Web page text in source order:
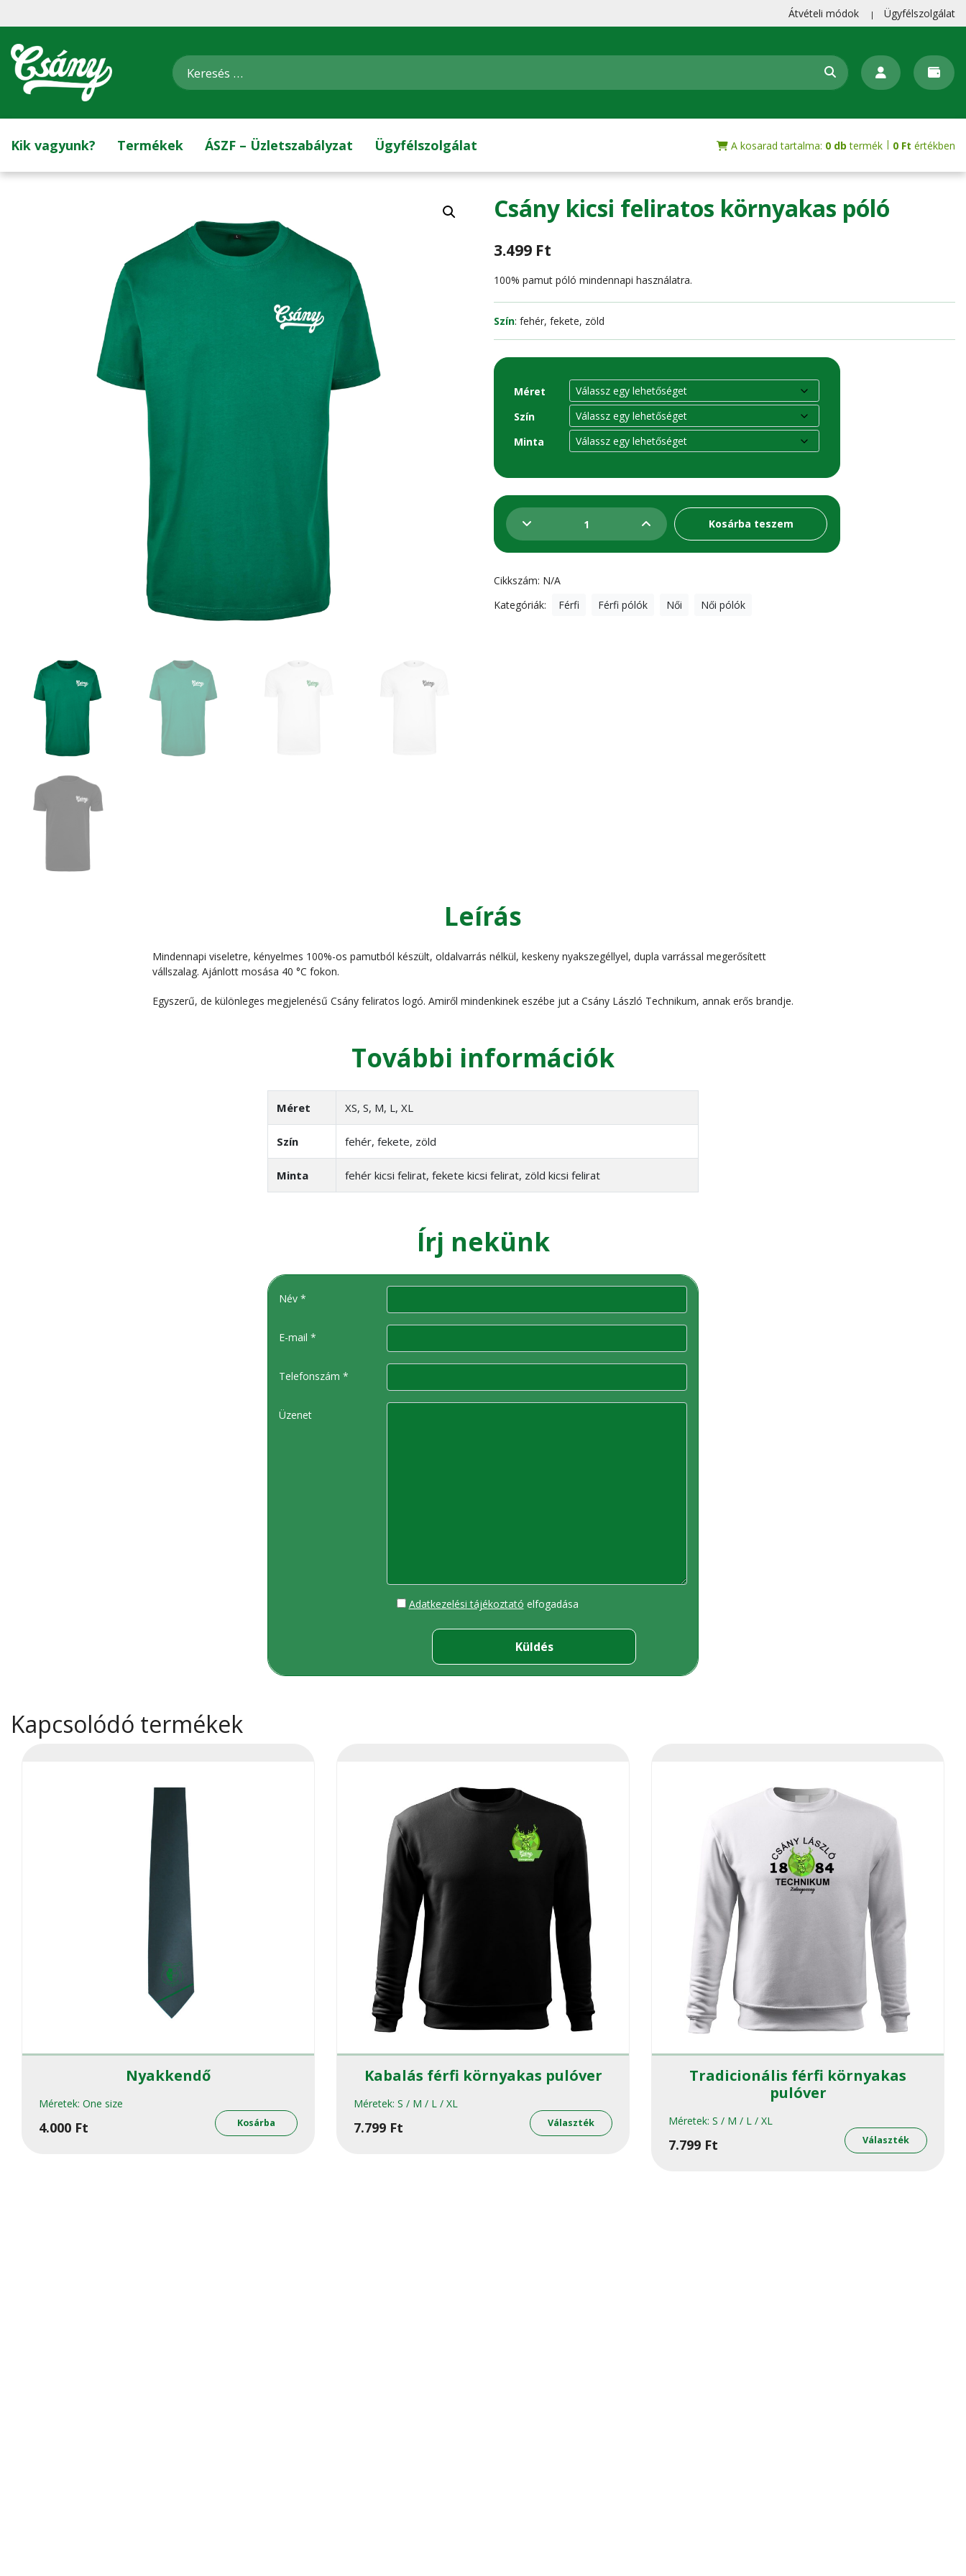
Átvételi módok Ügyfélszolgálat
Kik vagyunk? Termékek ÁSZF – Üzletszabályzat Ügyfélszolgálat A kosarad tartalma: 0 db termék | 0 Ft értékben
Csány kicsi feliratos környakas póló
3.499 Ft
100% pamut póló mindennapi használatra.
Szín: fehér, fekete, zöld
Méret
Szín
Minta
kicsi
környakas
póló
Kosárba teszem
Cikkszám: N/A
Kategóriák:
Férfi Férfi pólók Női Női pólók
Leírás
Mindennapi viseletre, kényelmes 100%-os pamutból készült, oldalvarrás nélkül, keskeny nyakszegéllyel, dupla varrással megerősített
vállszalag. Ajánlott mosása 40 °C fokon.
Egyszerű, de különleges megjelenésű Csány feliratos logó. Amiről mindenkinek eszébe jut a Csány László Technikum, annak erős brandje.
További információk
Méret XS, S, M, L, XL
Szín fehér, fekete, zöld
Minta fehér kicsi felirat, fekete kicsi felirat, zöld kicsi felirat
Írj nekünk
Név *
E-mail *
Telefonszám *
Üzenet
Adatkezelési tájékoztató elfogadása
Kapcsolódó termékek
Nyakkendő
Méretek: One size
4.000 Ft Kosárba
Kabalás férfi környakas pulóver
Méretek: S / M / L / XL
7.799 Ft Választék
a
Tradicionális férfi környakas
pulóver
Méretek: S / M / L / XL
7.799 Ft Választék
a